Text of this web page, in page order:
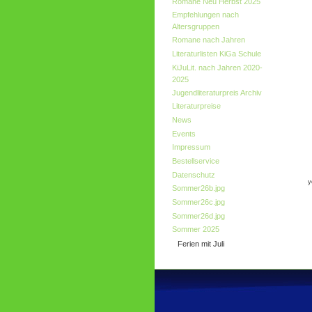
Empfehlungen nach
Altersgruppen
Romane nach Jahren
Literaturlisten KiGa Schule
KiJuLit. nach Jahren 2020-
2025
Jugendliteraturpreis Archiv
Literaturpreise
News
Events
Impressum
Bestellservice
Datenschutz
Sommer26b.jpg
Sommer26c.jpg
Sommer26d.jpg
Sommer 2025
Ferien mit Juli